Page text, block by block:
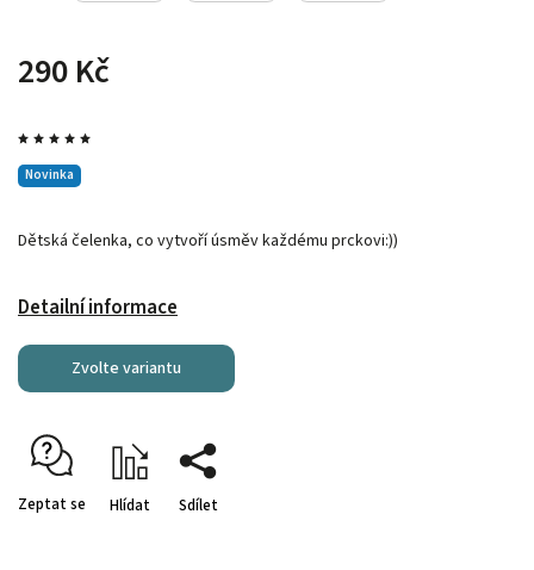
290 Kč
Novinka
Dětská čelenka, co vytvoří úsměv každému prckovi:))
Detailní informace
Zvolte variantu
Zeptat se Hlídat Sdílet